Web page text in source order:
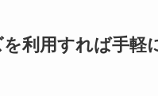
利用すれば手軽